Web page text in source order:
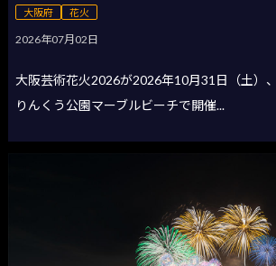
大阪府 花火
2026年07月02日
大阪芸術花火2026が2026年10月31日（土）
りんくう公園マーブルビーチで開催...